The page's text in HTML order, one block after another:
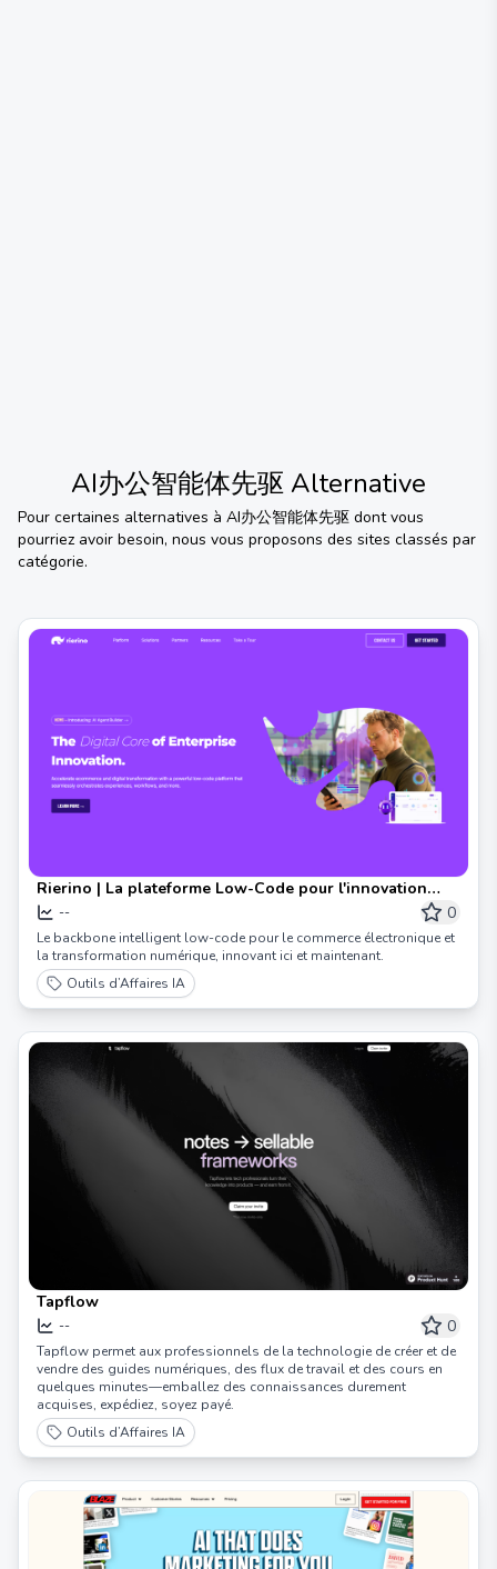
AI办公智能体先驱 Alternative
Pour certaines alternatives à AI办公智能体先驱 dont vous
pourriez avoir besoin, nous vous proposons des sites classés par
catégorie.
Rierino | La plateforme Low-Code pour l'innovation
numérique
-- 0
Le backbone intelligent low-code pour le commerce électronique et
la transformation numérique, innovant ici et maintenant.
Outils d’Affaires IA
Tapflow
-- 0
Tapflow permet aux professionnels de la technologie de créer et de
vendre des guides numériques, des flux de travail et des cours en
quelques minutes—emballez des connaissances durement
acquises, expédiez, soyez payé.
Outils d’Affaires IA